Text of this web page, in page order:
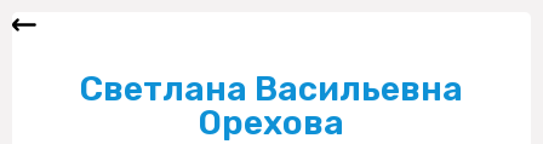
Светлана Васильевна
Орехова